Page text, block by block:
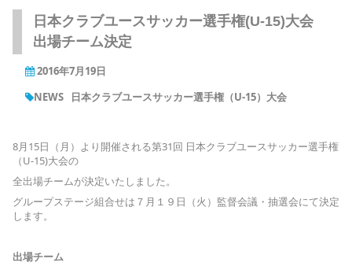
日本クラブユースサッカー選手権(U-15)大会
出場チーム決定
2016年7月19日
NEWS
日本クラブユースサッカー選手権（U-15）大会
8月15日（月）より開催される第31回 日本クラブユースサッカー選手権
（U-15)大会の
全出場チームが決定いたしました。
グループステージ組合せは７月１９日（火）監督会議・抽選会にて決定
します。
出場チーム